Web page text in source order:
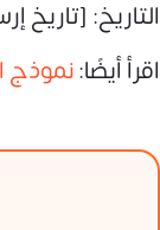
التاريخ: [تاريخ
اقرأ أيضًا:نموذج